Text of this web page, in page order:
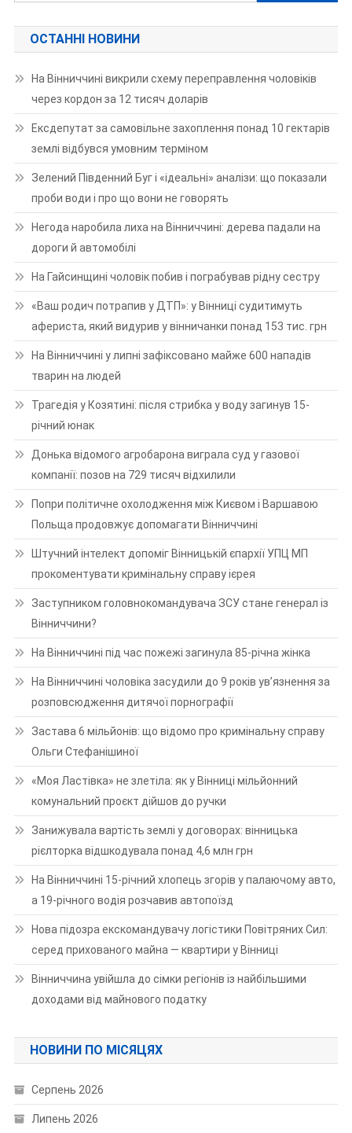
ОСТАННІ НОВИНИ
На Вінниччині викрили схему переправлення чоловіків
через кордон за 12 тисяч доларів
Ексдепутат за самовільне захоплення понад 10 гектарів
землі відбувся умовним терміном
Зелений Південний Буг і «ідеальні» аналізи: що показали
проби води і про що вони не говорять
Негода наробила лиха на Вінниччині: дерева падали на
дороги й автомобілі
На Гайсинщині чоловік побив і пограбував рідну сестру
«Ваш родич потрапив у ДТП»: у Вінниці судитимуть
афериста, який видурив у вінничанки понад 153 тис. грн
На Вінниччині у липні зафіксовано майже 600 нападів
тварин на людей
Трагедія у Козятині: після стрибка у воду загинув 15-
річний юнак
Донька відомого агробарона виграла суд у газової
компанії: позов на 729 тисяч відхилили
Попри політичне охолодження між Києвом і Варшавою
Польща продовжує допомагати Вінниччині
Штучний інтелект допоміг Вінницькій єпархії УПЦ МП
прокоментувати кримінальну справу ієрея
Заступником головнокомандувача ЗСУ стане генерал із
Вінниччини?
На Вінниччині під час пожежі загинула 85-річна жінка
На Вінниччині чоловіка засудили до 9 років ув’язнення за
розповсюдження дитячої порнографії
Застава 6 мільйонів: що відомо про кримінальну справу
Ольги Стефанішиної
«Моя Ластівка» не злетіла: як у Вінниці мільйонний
комунальний проєкт дійшов до ручки
Занижувала вартість землі у договорах: вінницька
рієлторка відшкодувала понад 4,6 млн грн
На Вінниччині 15-річний хлопець згорів у палаючому авто,
а 19-річного водія розчавив автопоїзд
Нова підозра екскомандувачу логістики Повітряних Сил:
серед прихованого майна — квартири у Вінниці
Вінниччина увійшла до сімки регіонів із найбільшими
доходами від майнового податку
НОВИНИ ПО МІСЯЦЯХ
Серпень 2026
Липень 2026